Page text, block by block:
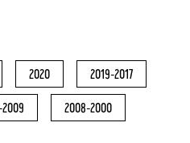
2020 2019-2017
2008-2000